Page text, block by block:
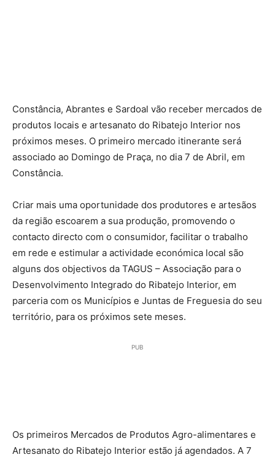
Constância, Abrantes e Sardoal vão receber mercados de
produtos locais e artesanato do Ribatejo Interior nos
próximos meses. O primeiro mercado itinerante será
associado ao Domingo de Praça, no dia 7 de Abril, em
Constância.
Criar mais uma oportunidade dos produtores e artesãos
da região escoarem a sua produção, promovendo o
contacto directo com o consumidor, facilitar o trabalho
em rede e estimular a actividade económica local são
alguns dos objectivos da TAGUS – Associação para o
Desenvolvimento Integrado do Ribatejo Interior, em
parceria com os Municípios e Juntas de Freguesia do seu
território, para os próximos sete meses.
PUB
Os primeiros Mercados de Produtos Agro-alimentares e
Artesanato do Ribatejo Interior estão já agendados. A 7